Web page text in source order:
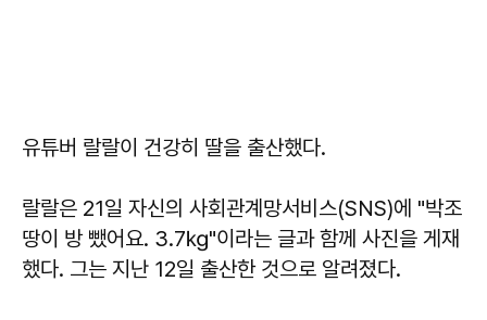
유튜버 랄랄이 건강히 딸을 출산했다.
랄랄은 21일 자신의 사회관계망서비스(SNS)에 "박조
땅이 방 뺐어요. 3.7㎏"이라는 글과 함께 사진을 게재
했다. 그는 지난 12일 출산한 것으로 알려졌다.